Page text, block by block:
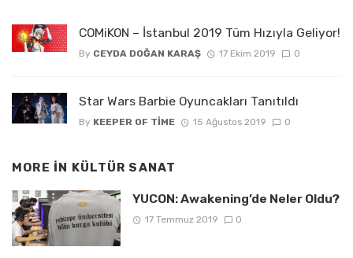
COMiKON – İstanbul 2019 Tüm Hızıyla Geliyor!
By CEYDA DOĞAN KARAŞ 17 Ekim 2019 0
Star Wars Barbie Oyuncakları Tanıtıldı
By KEEPER OF TIME 15 Ağustos 2019 0
MORE IN KÜLTÜR SANAT
YUCON: Awakening’de Neler Oldu?
17 Temmuz 2019 0